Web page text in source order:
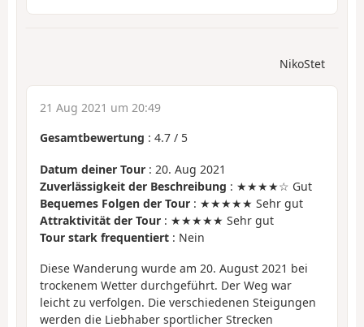
NikoStet
21 Aug 2021 um 20:49
Gesamtbewertung : 4.7 / 5
Datum deiner Tour : 20. Aug 2021
Zuverlässigkeit der Beschreibung : ★★★★☆ Gut
Bequemes Folgen der Tour : ★★★★★ Sehr gut
Attraktivität der Tour : ★★★★★ Sehr gut
Tour stark frequentiert : Nein
Diese Wanderung wurde am 20. August 2021 bei
trockenem Wetter durchgeführt. Der Weg war
leicht zu verfolgen. Die verschiedenen Steigungen
werden die Liebhaber sportlicher Strecken